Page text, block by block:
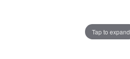
Tap to expand